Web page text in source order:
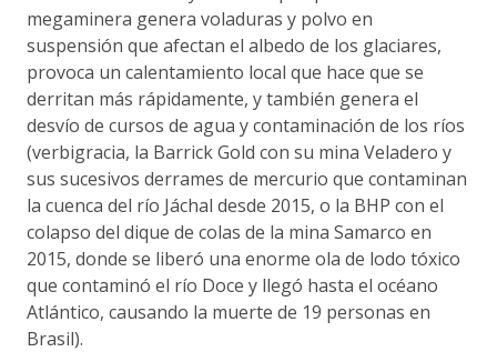
megaminera genera voladuras y polvo en
suspensión que afectan el albedo de los glaciares,
provoca un calentamiento local que hace que se
derritan más rápidamente, y también genera el
desvío de cursos de agua y contaminación de los ríos
(verbigracia, la Barrick Gold con su mina Veladero y
sus sucesivos derrames de mercurio que contaminan
la cuenca del río Jáchal desde 2015, o la BHP con el
colapso del dique de colas de la mina Samarco en
2015, donde se liberó una enorme ola de lodo tóxico
que contaminó el río Doce y llegó hasta el océano
Atlántico, causando la muerte de 19 personas en
Brasil).